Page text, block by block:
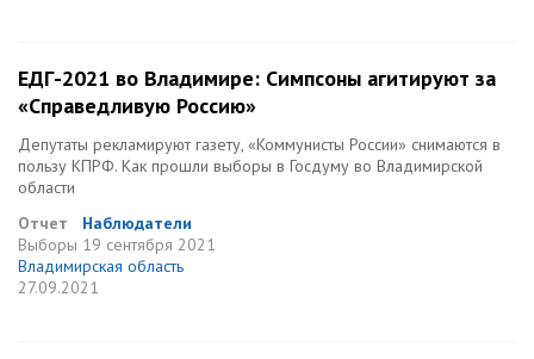
ЕДГ-2021 во Владимире: Симпсоны агитируют за
«Справедливую Россию»
Депутаты рекламируют газету, «Коммунисты России» снимаются в
пользу КПРФ. Как прошли выборы в Госдуму во Владимирской
области
Отчет
Наблюдатели
Выборы 19 сентября 2021
Владимирская область
27.09.2021